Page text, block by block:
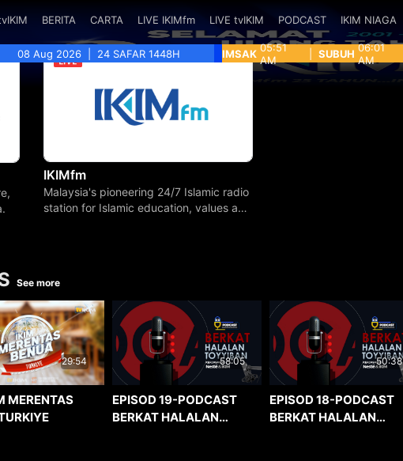
BERITA CARTA LIVE IKIMfm LIVE tvIKIM PODCAST IKIM NIAGA
08 Aug 2026 24 SAFAR 1448H IMSAK 05:51
AM
SUBUH 06:01
AM
IKIMfm
Malaysia's pioneering 24/7 Islamic radio
station for Islamic education, values and
See more
29:54
MERENTAS
58:05
EPISOD 19-PODCAST
BERKAT HALALAN
50:38
EPISOD 18-PODCAST
BERKAT HALALAN